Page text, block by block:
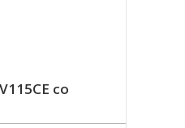
со